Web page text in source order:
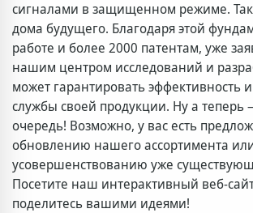
сигналами в защищенном режиме.
дома будущего. Благодаря этой
работе и более 2000 патентам, уже
нашим центром исследований и
может гарантировать эффективность
службы своей продукции. Ну а
очередь! Возможно, у вас есть
обновлению нашего ассортимента
усовершенствованию уже
Посетите наш интерактивный веб-
поделитесь вашими идеями!